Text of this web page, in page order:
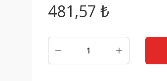
481,57 ₺